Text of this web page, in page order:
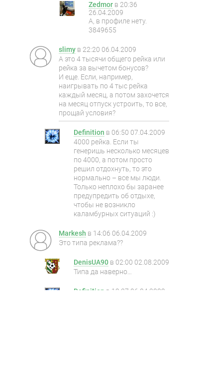
Zedmor в 20:36
26.04.2009
А, в профиле нету.
3849655
slimy в 22:20 06.04.2009
А это 4 тысячи общего рейка или
рейка за вычетом бонусов?
И еще. Если, например,
наигрывать по 4 тыс рейка
каждый месяц, а потом захочется
на месяц отпуск устроить, то все,
прощай условия?
Definition в 06:50 07.04.2009
4000 рейка. Если ты
генеришь несколько месяцев
по 4000, а потом просто
решил отдохнуть, то это
нормально – все мы люди.
Только неплохо бы заранее
предупредить об отдыхе,
чтобы не возникло
каламбурных ситуаций :)
Markesh в 14:06 06.04.2009
Это типа реклама??
DenisUA90 в 02:00 02.08.2009
Типа да наверно…
Definition в 19:27 06.04.2009